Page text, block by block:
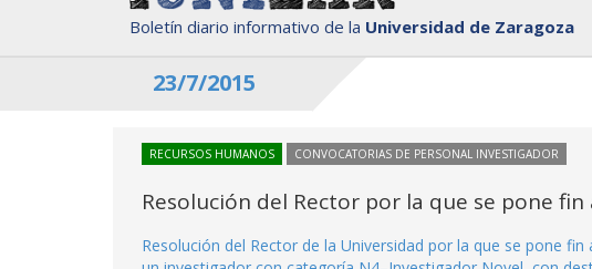
Boletín diario informativo de la Universidad de Zaragoza
23/7/2015
RECURSOS HUMANOS CONVOCATORIAS DE PERSONAL INVESTIGADOR
Resolución del Rector por la que se pone
Resolución del Rector de la Universidad por la que se pone